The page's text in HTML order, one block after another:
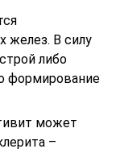
желез. В силу
либо
формирование
может
–